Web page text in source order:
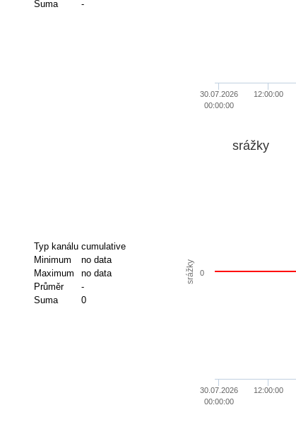
Suma
-
30.07.2026
00:00:00
12:00:00
Typ kanálu cumulative
Minimum
no data
Maximum
no data
Průměr
-
Suma
0
srážky
srážky
30.07.2026
00:00:00
12:00:00
0